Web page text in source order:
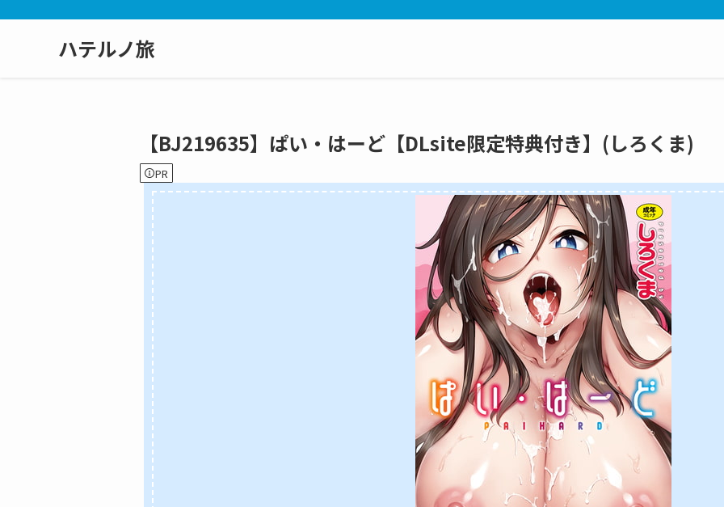
ハテルノ旅
【BJ219635】ぱい・はーど【DLsite限定特典付き】(しろくま)
PR